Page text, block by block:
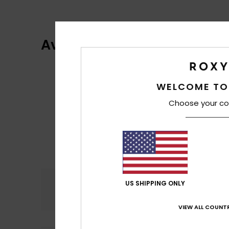
Avis clients
Confort
WELCOME
Choose your
US SHIPPING ONLY
VIEW ALL